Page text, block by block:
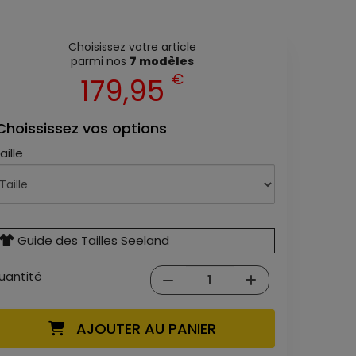
Choisissez votre article
parmi nos 7 modèles
179,95 €
vos options
Guide des Tailles Seeland
AJOUTER AU PANIER